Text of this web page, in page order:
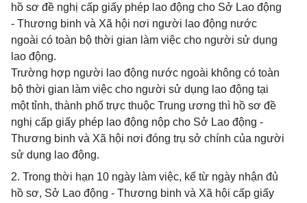
hồ sơ đề nghị cấp giấy phép lao động cho Sở Lao động
- Thương binh và Xã hội nơi người lao động nước
ngoài có toàn bộ thời gian làm việc cho người sử dụng
lao động.
Trường hợp người lao động nước ngoài không có toàn
bộ thời gian làm việc cho người sử dụng lao động tại
một tỉnh, thành phố trực thuộc Trung ương thì hồ sơ đề
nghị cấp giấy phép lao động nộp cho Sở Lao động -
Thương binh và Xã hội nơi đóng trụ sở chính của người
sử dụng lao động.
2. Trong thời hạn 10 ngày làm việc, kể từ ngày nhận đủ
hồ sơ, Sở Lao động - Thương binh và Xã hội cấp giấy